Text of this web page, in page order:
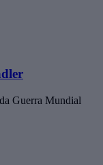
Guerra Mundial